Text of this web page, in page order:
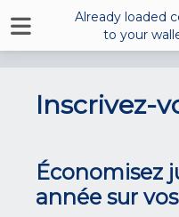
Already loaded
to your
Inscrivez-
Économisez
année sur